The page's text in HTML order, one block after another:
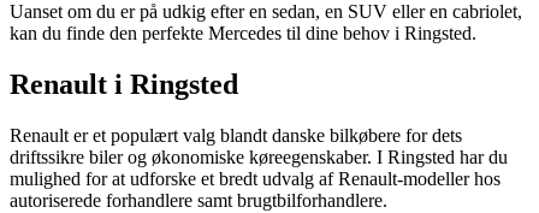
Uanset om du er på udkig efter en sedan, en SUV eller en cabriolet,
kan du finde den perfekte Mercedes til dine behov i Ringsted.
Renault i Ringsted
Renault er et populært valg blandt danske bilkøbere for dets
driftssikre biler og økonomiske køreegenskaber. I Ringsted har du
mulighed for at udforske et bredt udvalg af Renault-modeller hos
autoriserede forhandlere samt brugtbilforhandlere.